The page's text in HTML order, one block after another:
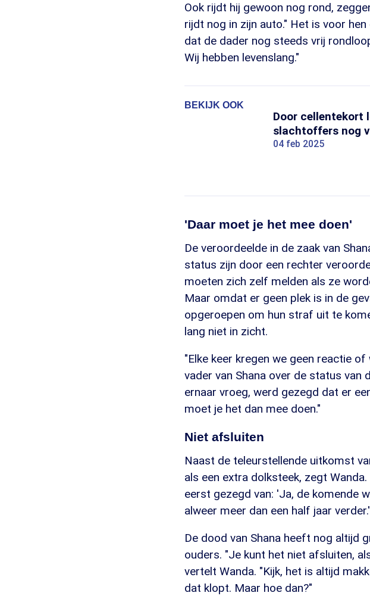
Ook rijdt hij gewoon nog rond,
rijdt nog in zijn auto." Het is voor
dat de dader nog steeds vrij
Wij hebben levenslang."
BEKIJK OOK
Door cellentekort
slachtoffers nog
04 feb 2025
'Daar moet je het mee doen'
De veroordeelde in de zaak van
status zijn door een rechter
moeten zich zelf melden als ze
Maar omdat er geen plek is in de
opgeroepen om hun straf uit te
lang niet in zicht.
"Elke keer kregen we geen reactie
vader van Shana over de status van
ernaar vroeg, werd gezegd dat er
moet je het dan mee doen."
Niet afsluiten
Naast de teleurstellende uitkomst
als een extra dolksteek, zegt
eerst gezegd van: 'Ja, de komende
alweer meer dan een half jaar
De dood van Shana heeft nog altijd
ouders. "Je kunt het niet afsluiten,
vertelt Wanda. "Kijk, het is altijd
dat klopt. Maar hoe dan?"